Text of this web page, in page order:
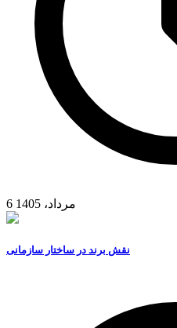
6 مرداد، 1405
نقش برند در ساختار سازمانی